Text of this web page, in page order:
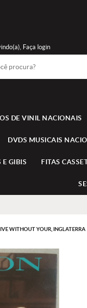
Faça login
DE VINIL NACIONAIS
DVDS MUSICAIS
E GIBIS FITAS
WITHOUT YOUR, INGLATERRA